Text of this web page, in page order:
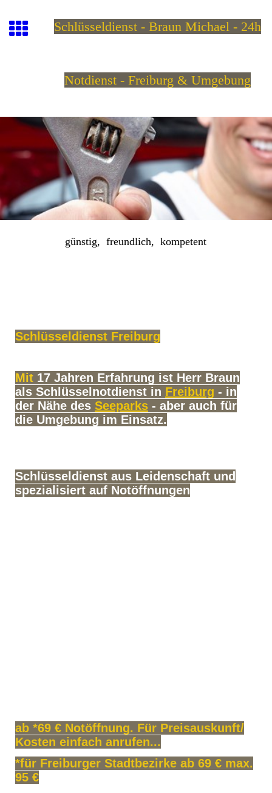
Schlüsseldienst - Braun Michael - 24h
Notdienst - Freiburg & Umgebung
günstig, freundlich, kompetent
Schlüsseldienst Freiburg
Mit 17 Jahren Erfahrung ist Herr Braun
als Schlüsselnotdienst in Freiburg - in
der Nähe des Seeparks - aber auch für
die Umgebung im Einsatz.
Schlüsseldienst aus Leidenschaft und
spezialisiert auf Notöffnungen
ab *69 € Notöffnung. Für Preisauskunft/
Kosten einfach anrufen...
*für Freiburger Stadtbezirke ab 69 € max.
95 €